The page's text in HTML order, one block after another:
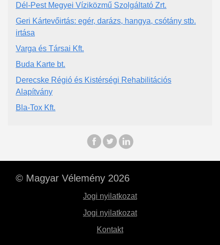
Dél-Pest Megyei Víziközmű Szolgáltató Zrt.
Geri Kártevőirtás: egér, darázs, hangya, csótány stb.
irtása
Varga és Társai Kft.
Buda Karte bt.
Derecske Régió és Kistérségi Rehabilitációs
Alapítvány
Bla-Tox Kft.
© Magyar Vélemény 2026
Jogi nyilatkozat
Jogi nyilatkozat
Kontakt